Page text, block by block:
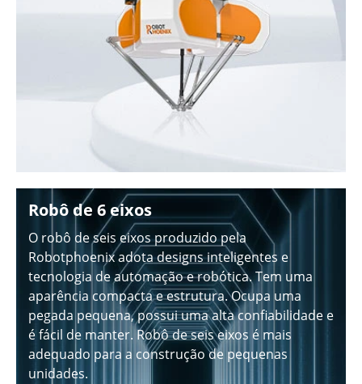
Robô de 6 eixos
O robô de seis eixos produzido pela
Robotphoenix adota designs inteligentes e
tecnologia de automação e robótica. Tem uma
aparência compacta e estrutura. Ocupa uma
pegada pequena, possui uma alta confiabilidade e
é fácil de manter. Robô de seis eixos é mais
adequado para a construção de pequenas
unidades.